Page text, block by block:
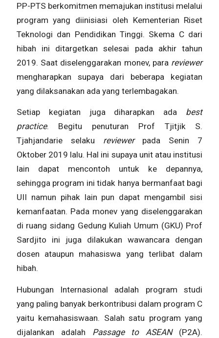
PP-PTS berkomitmen memajukan institusi melalui
program yang diinisiasi oleh Kementerian Riset
Teknologi dan Pendidikan Tinggi. Skema C dari
hibah ini ditargetkan selesai pada akhir tahun
2019. Saat diselenggarakan monev, para reviewer
mengharapkan supaya dari beberapa kegiatan
yang dilaksanakan ada yang terlembagakan.
Setiap kegiatan juga diharapkan ada best
practice. Begitu penuturan Prof Tjitjik S.
Tjahjandarie selaku reviewerpada Senin 7
Oktober 2019 lalu. Hal ini supaya unit atau institusi
lain dapat mencontoh untuk ke depannya,
sehingga program ini tidak hanya bermanfaat bagi
UII namun pihak lain pun dapat mengambil sisi
kemanfaatan. Pada monev yang diselenggarakan
di ruang sidang Gedung Kuliah Umum (GKU) Prof
Sardjito ini juga dilakukan wawancara dengan
dosen ataupun mahasiswa yang terlibat dalam
hibah.
Hubungan Internasional adalah program studi
yang paling banyak berkontribusi dalam program C
yaitu kemahasiswaan. Salah satu program yang
dijalankan adalah Passage to ASEAN (P2A).